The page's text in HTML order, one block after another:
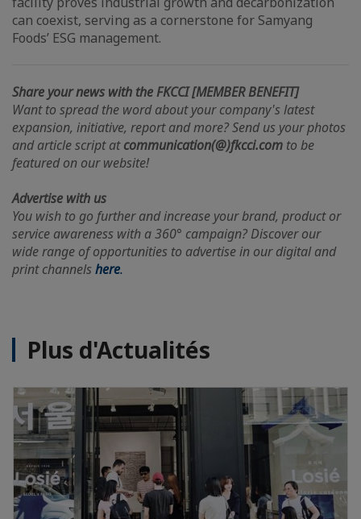
can coexist, serving as a cornerstone for Samyang
Foods’ ESG management.
Share your news with the FKCCI [MEMBER BENEFIT]
Want to spread the word about your company's latest
expansion, initiative, report and more? Send us your photos
and article script atcommunication(@)fkcci.com to be
featured on our website!
Advertise with us
You wish to go further and increase your brand, product or
service awareness with a 360° campaign? Discover our
wide range of opportunities to advertise in our digital and
print channels here.
Plus d'Actualités